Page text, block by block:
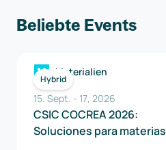
Beliebte Events
Hybrid
Materialien
15. Sept. - 17, 2026
CSIC COCREA 2026:
Soluciones para materias